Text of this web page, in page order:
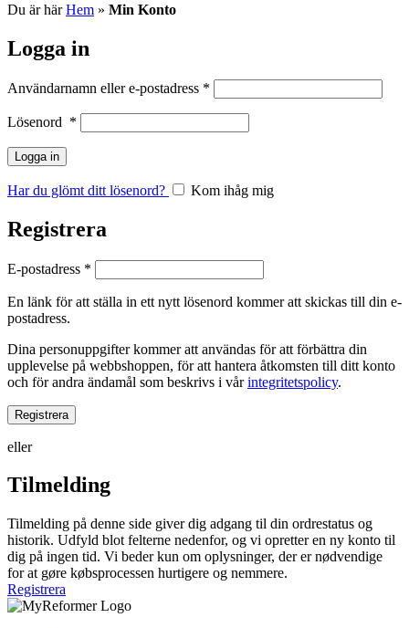
Du är härHem » Min Konto
Logga in
Användarnamn eller e-postadress *
Lösenord *
Logga in
Har du glömt ditt lösenord? Kom ihåg mig
Registrera
E-postadress *
En länk för att ställa in ett nytt lösenord kommer att skickas till din e-
postadress.
Dina personuppgifter kommer att användas för att förbättra din
upplevelse på webbshoppen, för att hantera åtkomsten till ditt konto
och för andra ändamål som beskrivs i vårintegritetspolicy.
Registrera
eller
Tilmelding
Tilmelding på denne side giver dig adgang til din ordrestatus og
historik. Udfyld blot felterne nedenfor, og vi opretter en ny konto til
dig på ingen tid. Vi beder kun om oplysninger, der er nødvendige
for at gøre købsprocessen hurtigere og nemmere.
Registrera